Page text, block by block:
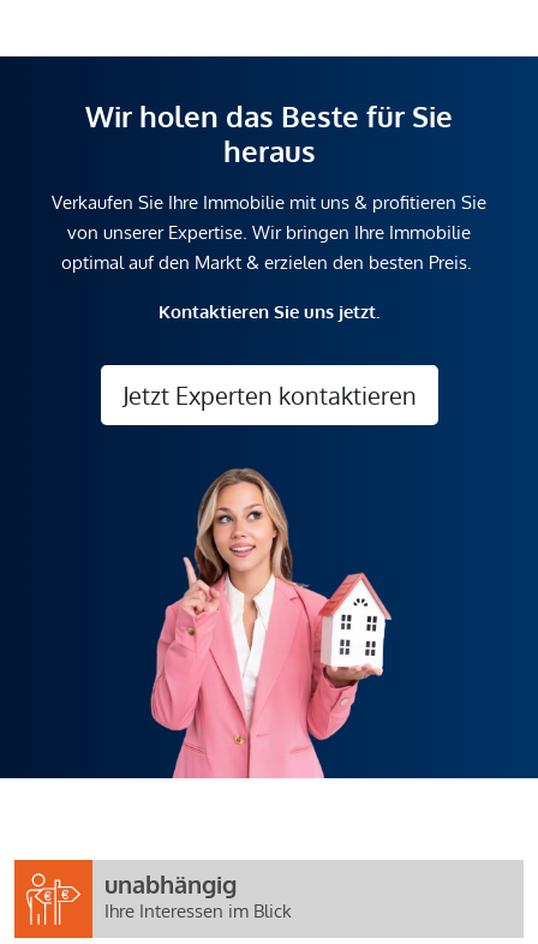
Wir holen das Beste für Sie
heraus
Verkaufen Sie Ihre Immobilie mit uns & profitieren Sie
von unserer Expertise. Wir bringen Ihre Immobilie
optimal auf den Markt & erzielen den besten Preis.
Kontaktieren Sie uns jetzt.
Jetzt Experten kontaktieren
unabhängig
Ihre Interessen im Blick